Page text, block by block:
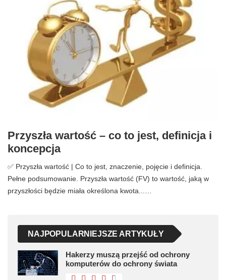
Przyszła wartość – co to jest, definicja i
koncepcja
✅ Przyszła wartość | Co to jest, znaczenie, pojęcie i definicja.
Pełne podsumowanie. Przyszła wartość (FV) to wartość, jaką w
przyszłości będzie miała określona kwota...…
NAJPOPULARNIEJSZE ARTYKUŁY
Hakerzy muszą przejść od ochrony
komputerów do ochrony świata